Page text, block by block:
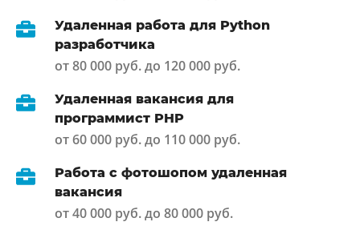
Удаленная работа для Python
разработчика
от 80 000 руб. до 120 000 руб.
Удаленная вакансия для
программист PHP
от 60 000 руб. до 110 000 руб.
Работа с фотошопом удаленная
вакансия
от 40 000 руб. до 80 000 руб.